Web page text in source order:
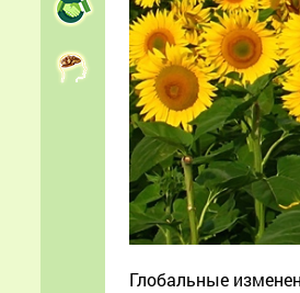
Глобальные